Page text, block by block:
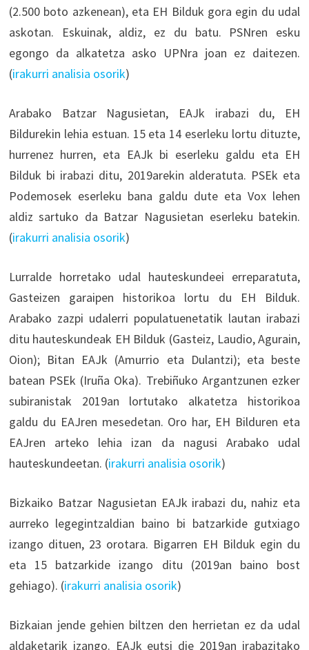
(2.500 boto azkenean), eta EH Bilduk gora egin du udal
askotan. Eskuinak, aldiz, ez du batu. PSNren esku
egongo da alkatetza asko UPNra joan ez daitezen.
(irakurri analisia osorik)
Arabako Batzar Nagusietan, EAJk irabazi du, EH
Bildurekin lehia estuan. 15 eta 14 eserleku lortu dituzte,
hurrenez hurren, eta EAJk bi eserleku galdu eta EH
Bilduk bi irabazi ditu, 2019arekin alderatuta. PSEk eta
Podemosek eserleku bana galdu dute eta Vox lehen
aldiz sartuko da Batzar Nagusietan eserleku batekin.
(irakurri analisia osorik)
Lurralde horretako udal hauteskundeei erreparatuta,
Gasteizen garaipen historikoa lortu du EH Bilduk.
Arabako zazpi udalerri populatuenetatik lautan irabazi
ditu hauteskundeak EH Bilduk (Gasteiz, Laudio, Agurain,
Oion); Bitan EAJk (Amurrio eta Dulantzi); eta beste
batean PSEk (Iruña Oka). Trebiñuko Argantzunen ezker
subiranistak 2019an lortutako alkatetza historikoa
galdu du EAJren mesedetan. Oro har, EH Bilduren eta
EAJren arteko lehia izan da nagusi Arabako udal
hauteskundeetan. (irakurri analisia osorik)
Bizkaiko Batzar Nagusietan EAJk irabazi du, nahiz eta
aurreko legegintzaldian baino bi batzarkide gutxiago
izango dituen, 23 orotara. Bigarren EH Bilduk egin du
eta 15 batzarkide izango ditu (2019an baino bost
gehiago). (irakurri analisia osorik)
Bizkaian jende gehien biltzen den herrietan ez da udal
aldaketarik izango. EAJk eutsi die 2019an irabazitako